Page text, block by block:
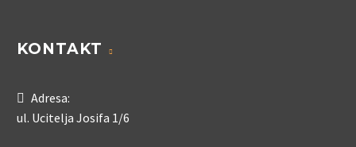
KONTAKT
Adresa:
ul. Ucitelja Josifa 1/6